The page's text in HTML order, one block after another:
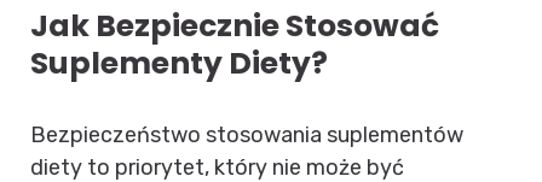
Jak Bezpiecznie Stosować
Suplementy Diety?
Bezpieczeństwo stosowania suplementów
diety to priorytet, który nie może być